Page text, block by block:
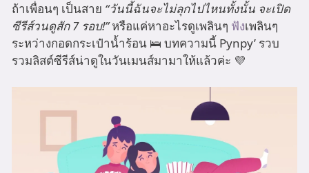
ถ้าเพื่อนๆ เป็นสาย “วันนี้ฉันจะไม่ลุกไปไหนทั้งนั้น จะเปิด
ซีรีส์วนดูสัก 7 รอบ!”หรือแค่หาอะไรดูเพลินๆ ฟังเพลินๆ
ระหว่างกอดกระเป๋าน้ำร้อน 🛌 บทความนี้ Pynpy’ รวบ
รวมลิสต์ซีรีส์น่าดูในวันเมนส์มามาให้แล้วค่ะ 💜